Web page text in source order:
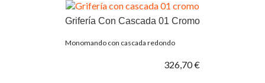
Grifería Con Cascada 01 Cromo
Monomando con cascada redondo
326,70 €